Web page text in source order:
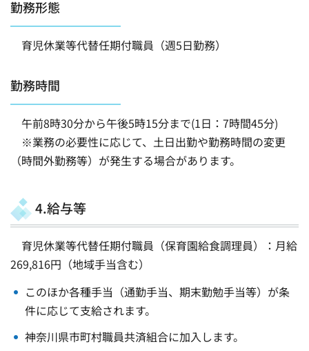
勤務形態
育児休業等代替任期付職員（週5日勤務）
勤務時間
午前8時30分から午後5時15分まで(1日：7時間45分)
※業務の必要性に応じて、土日出勤や勤務時間の変更
（時間外勤務等）が発生する場合があります。
4.給与等
育児休業等代替任期付職員（保育園給食調理員）：月給
269,816円（地域手当含む）
このほか各種手当（通勤手当、期末勤勉手当等）が条
件に応じて支給されます。
神奈川県市町村職員共済組合に加入します。